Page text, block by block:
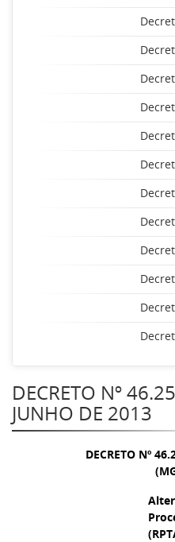
DECRETO Nº
JUNHO DE 2013
DECRETO Nº